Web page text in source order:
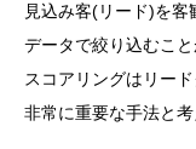
見込み客(リード)を客
データで絞り込むこと
スコアリングはリー
非常に重要な手法と考